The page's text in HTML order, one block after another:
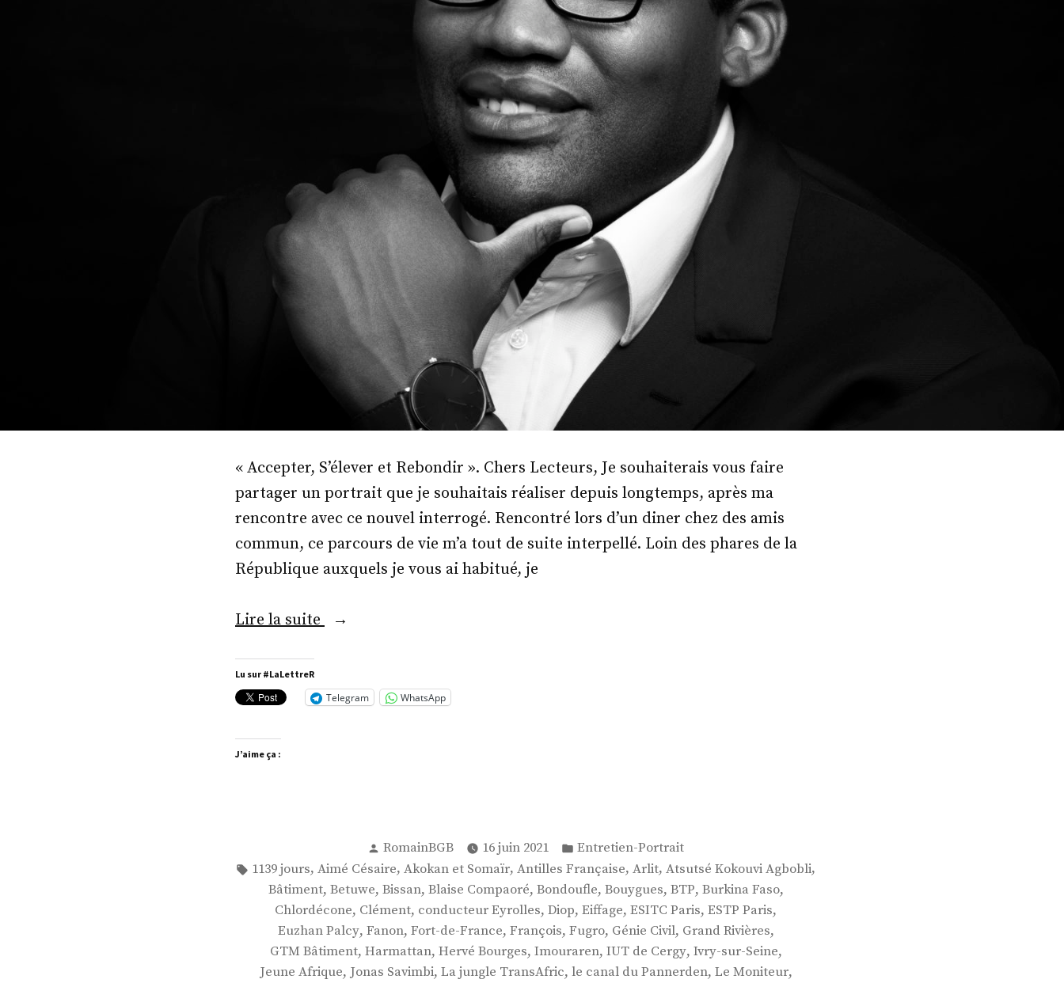
« Accepter, S’élever et Rebondir ». Chers Lecteurs, Je souhaiterais vous faire
partager un portrait que je souhaitais réaliser depuis longtemps, après ma
rencontre avec ce nouvel interrogé. Rencontré lors d’un diner chez des amis
commun, ce parcours de vie m’a tout de suite interpellé. Loin des phares de la
République auxquels je vous ai habitué, je
Lire la suite « M.
Lu sur #LaLettreR
Telegram WhatsApp
J’aime ça :
Publié
par
RomainBGB 16 juin 2021
Publié
dans
Entretien-Portrait
Étiquettes :
1139 jours, Aimé Césaire, Akokan et Somaïr, Antilles Française, Arlit, Atsutsé Kokouvi Agbobli,
Bâtiment, Betuwe, Bissan, Blaise Compaoré, Bondoufle, Bouygues, BTP, Burkina Faso,
Chlordécone, Clément, conducteur Eyrolles, Diop, Eiffage, ESITC Paris, ESTP Paris,
Euzhan Palcy, Fanon, Fort-de-France, François, Fugro, Génie Civil, Grand Rivières,
GTM Bâtiment, Harmattan, Hervé Bourges, Imouraren, IUT de Cergy, Ivry-sur-Seine,
Jeune Afrique, Jonas Savimbi, La jungle TransAfric, le canal du Pannerden, Le Moniteur,